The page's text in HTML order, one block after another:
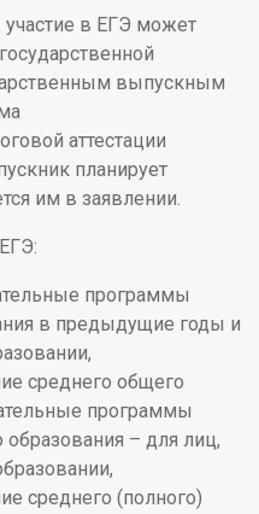
в ЕГЭ может
выпускным
аттестации
планирует
им в заявлении.
программы
в предыдущие годы и
среднего общего
программы
– для лиц,
среднего (полного)